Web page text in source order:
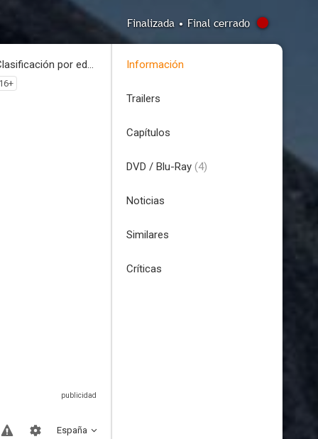
Finalizada • Final cerrado
Clasificación por edades
16+
España
Información
Trailers
Capítulos
DVD / Blu-Ray (4)
Noticias
Similares
Críticas